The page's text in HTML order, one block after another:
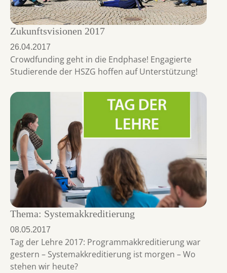
Zukunftsvisionen 2017
26.04.2017
Crowdfunding geht in die Endphase! Engagierte
Studierende der HSZG hoffen auf Unterstützung!
Thema: Systemakkreditierung
08.05.2017
Tag der Lehre 2017: Programmakkreditierung war
gestern – Systemakkreditierung ist morgen – Wo
stehen wir heute?